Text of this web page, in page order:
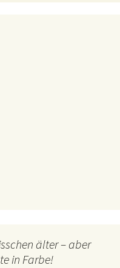
älter – aber
in Farbe!